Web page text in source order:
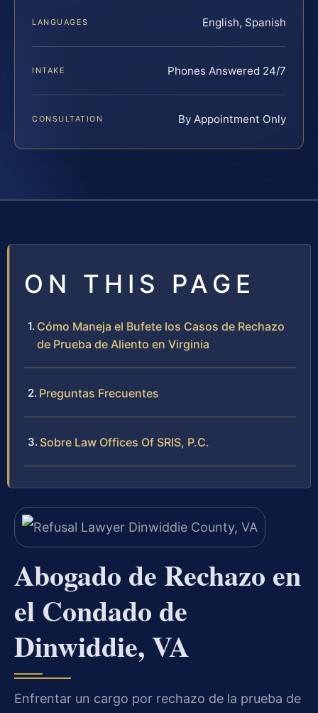
LANGUAGES English, Spanish
INTAKE Phones Answered 24/7
CONSULTATION By Appointment Only
ON THIS PAGE
Cómo Maneja el Bufete los Casos de Rechazo
de Prueba de Aliento en Virginia
Preguntas Frecuentes
Sobre Law Offices Of SRIS, P.C.
Abogado de Rechazo en
el Condado de
Dinwiddie, VA
Enfrentar un cargo por rechazo de la prueba de